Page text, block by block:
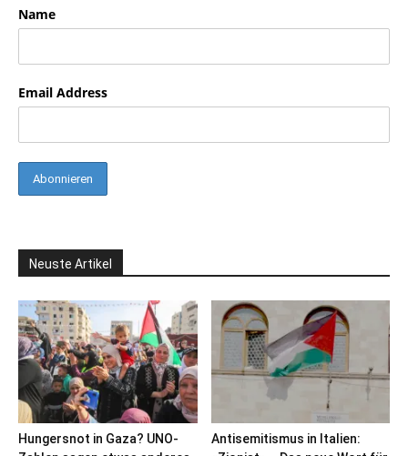
Name
Email Address
Neuste Artikel
Hungersnot in Gaza? UNO-
Antisemitismus in Italien: